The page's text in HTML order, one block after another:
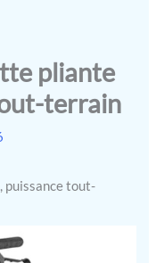
pliante
terrain
puissance tout-